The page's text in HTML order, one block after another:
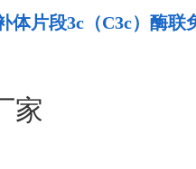
体片段3c（C3c）酶联
家